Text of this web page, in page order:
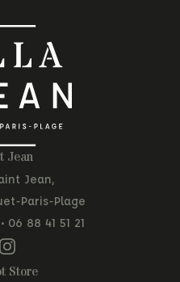
Jean
Jean,
Paris-Plage
• 06 88 41 51 21
Store